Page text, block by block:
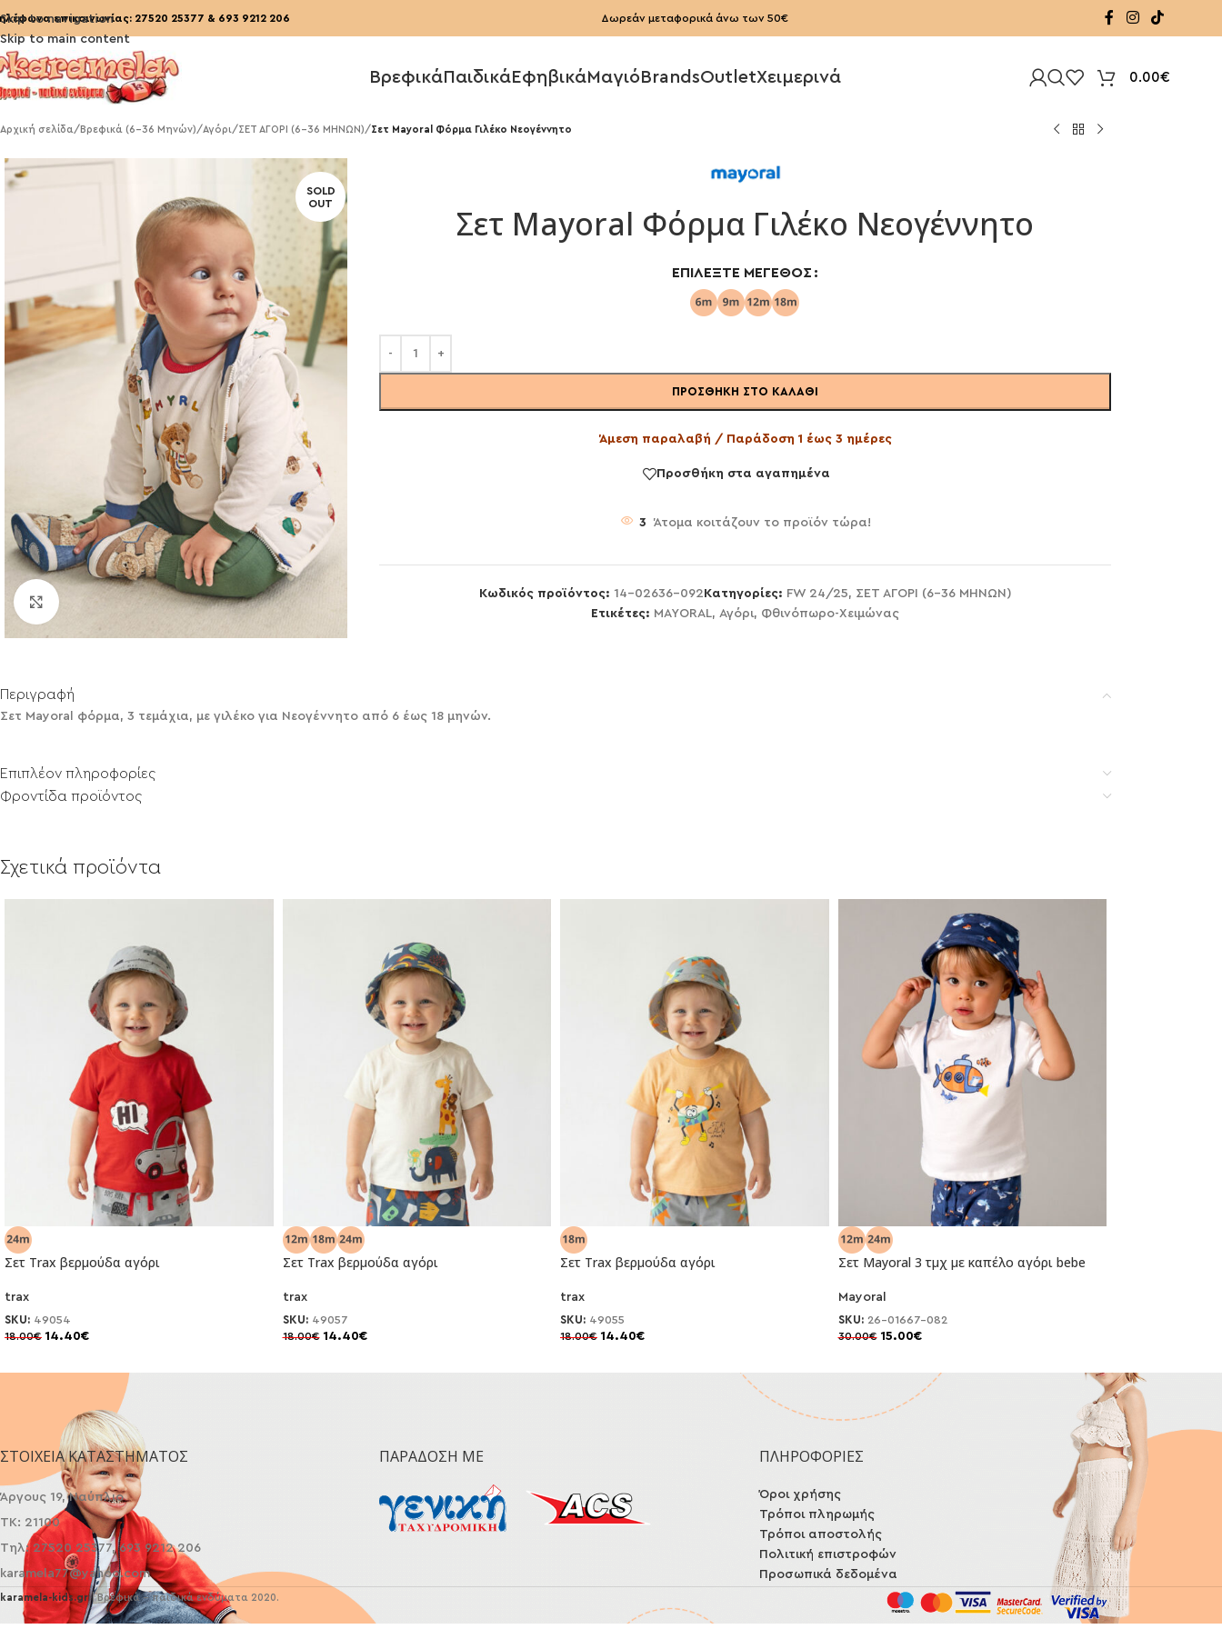
Skip to navigation
Skip to main content
επικοινωνίας: 27520 25377 & 693 9212 206 Δωρεάν μεταφορικά άνω των 50€
Βρεφικά Παιδικά ΕφηβικάΜαγιό BrandsOutletΧειμερινά 0.00€
Αρχική σελίδα/ Βρεφικά (6-36 Μηνών)/Αγόρι/ΣΕΤ ΑΓΟΡΙ (6-36 ΜΗΝΩΝ)/Σετ Mayoral Φόρμα Γιλέκο Νεογέννητο
SOLD
OUT
Click to enlarge
Σετ Mayoral Φόρμα Γιλέκο Νεογέννητο
ΕΠΙΛΈΞΤΕ ΜΈΓΕΘΟΣ
ΠΡΟΣΘΉΚΗ ΣΤΟ ΚΑΛΆΘΙ
Άμεση παραλαβή / Παράδοση 1 έως 3 ημέρες
Προσθήκη στα αγαπημένα
3 Άτομα κοιτάζουν το προϊόν τώρα!
Κωδικός προϊόντος: 14-02636-092 Κατηγορίες: FW 24/25, ΣΕΤ ΑΓΟΡΙ (6-36 ΜΗΝΩΝ)
Ετικέτες: MAYORAL, Αγόρι, Φθινόπωρο-Χειμώνας
Περιγραφή
Σετ Mayoral φόρμα, 3 τεμάχια, με γιλέκο για Νεογέννητο από 6 έως 18 μηνών.
Επιπλέον πληροφορίες
Φροντίδα προϊόντος
Σχετικά προϊόντα
Σετ Trax βερμούδα αγόρι
trax
SKU: 49054
18.00€ 14.40€
Σετ Trax βερμούδα αγόρι
trax
SKU: 49057
18.00€ 14.40€
Σετ Trax βερμούδα αγόρι
trax
SKU: 49055
18.00€ 14.40€
-50%
Σετ Mayoral 3 τμχ με καπέλο αγόρι bebe
Mayoral
SKU: 26-01667-082
30.00€ 15.00€
ΣΤΟΙΧΕΊΑ ΚΑΤΑΣΤΉΜΑΤΟΣ
Άργους 19, Ναύπλιο
ΤΚ: 21100
Τηλ: 27520 25377, 693 9212 206
karamela77@yahoo.com
ΠΑΡΆΔΟΣΗ ΜΕ ΠΛΗΡΟΦΟΡΙΕΣ
Όροι χρήσης
Τρόποι πληρωμής
Τρόποι αποστολής
Πολιτική επιστροφών
Προσωπικά δεδομένα
karamela-kids.gr | Βρεφικά - παιδικά ενδύματα 2020.